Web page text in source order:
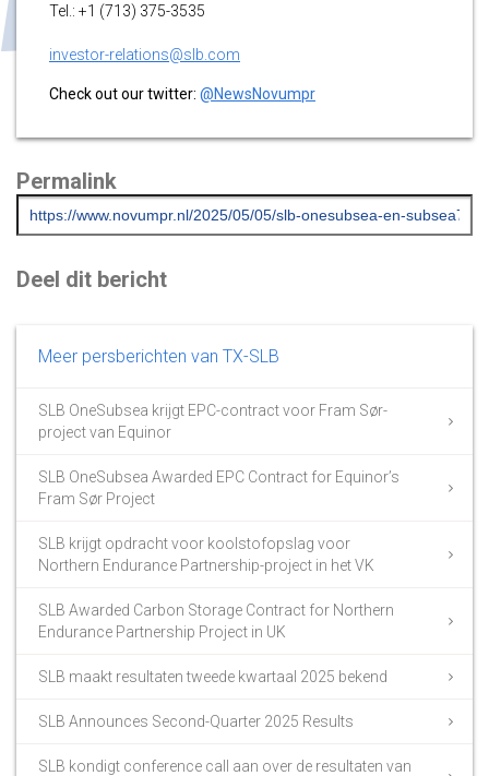
Tel.: +1 (713) 375-3535
investor-relations@slb.com
Check out our twitter: @NewsNovumpr
Permalink
Deel dit bericht
Meer persberichten van TX-SLB
SLB OneSubsea krijgt EPC-contract voor Fram Sør-
project van Equinor
SLB OneSubsea Awarded EPC Contract for Equinor’s
Fram Sør Project
SLB krijgt opdracht voor koolstofopslag voor
Northern Endurance Partnership-project in het VK
SLB Awarded Carbon Storage Contract for Northern
Endurance Partnership Project in UK
SLB maakt resultaten tweede kwartaal 2025 bekend
SLB Announces Second-Quarter 2025 Results
SLB kondigt conference call aan over de resultaten van